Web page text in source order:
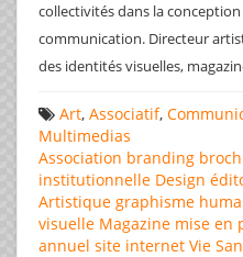
collectivités dans la
communication. Directeur
des identités visuelles,
Art, Associatif,
Multimedias
Association branding
institutionnelle Design
Artistique graphisme
visuelle Magazine mise en
annuel site internet Vie